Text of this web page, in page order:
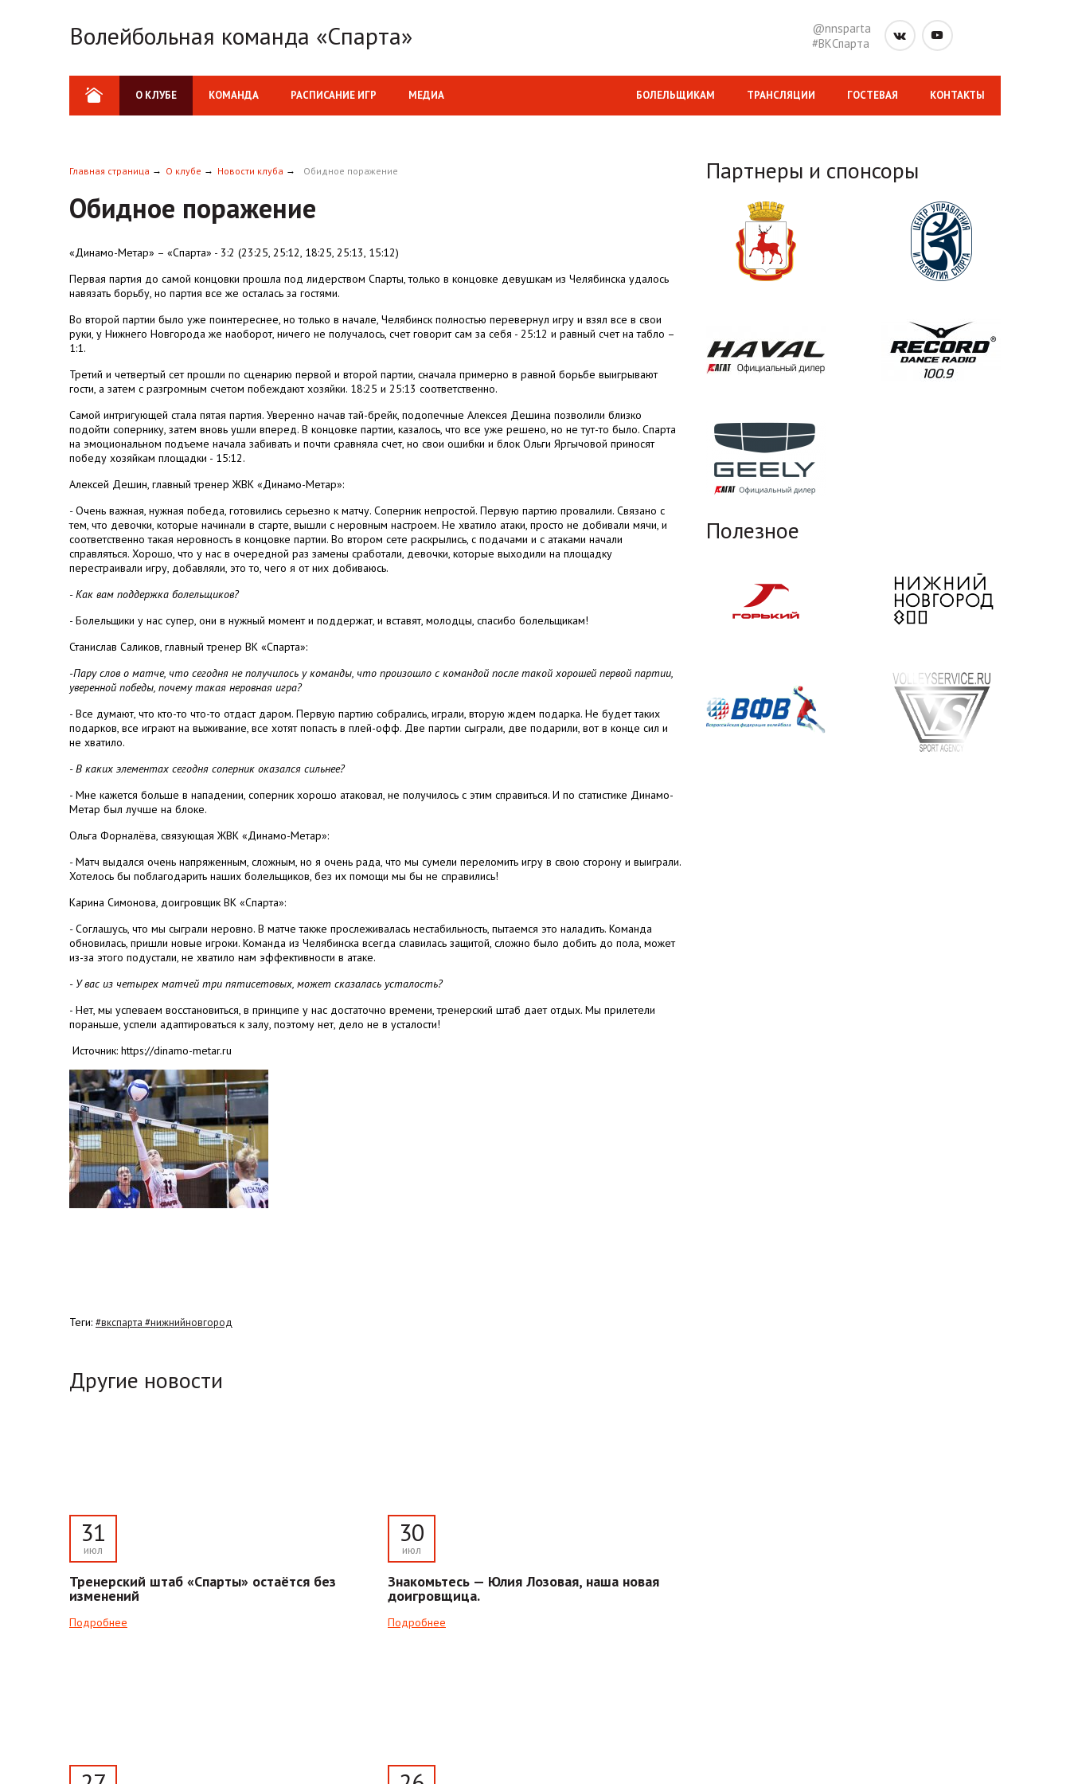
Волейбольная команда «Спарта»
@nnsparta
#ВКСпарта
О КЛУБЕ КОМАНДА РАСПИСАНИЕ ИГР МЕДИА КОНТАКТЫ
ГОСТЕВАЯ
ТРАНСЛЯЦИИ
БОЛЕЛЬЩИКАМ
Главная страница О клубе Новости клуба Обидное поражение
Обидное поражение
«Динамо-Метар» – «Спарта» - 3:2 (23:25, 25:12, 18:25, 25:13, 15:12)
Первая партия до самой концовки прошла под лидерством Спарты, только в концовке девушкам из Челябинска удалось
навязать борьбу, но партия все же осталась за гостями.
Во второй партии было уже поинтереснее, но только в начале, Челябинск полностью перевернул игру и взял все в свои
руки, у Нижнего Новгорода же наоборот, ничего не получалось, счет говорит сам за себя - 25:12 и равный счет на табло –
1:1.
Третий и четвертый сет прошли по сценарию первой и второй партии, сначала примерно в равной борьбе выигрывают
гости, а затем с разгромным счетом побеждают хозяйки. 18:25 и 25:13 соответственно.
Самой интригующей стала пятая партия. Уверенно начав тай-брейк, подопечные Алексея Дешина позволили близко
подойти сопернику, затем вновь ушли вперед. В концовке партии, казалось, что все уже решено, но не тут-то было. Спарта
на эмоциональном подъеме начала забивать и почти сравняла счет, но свои ошибки и блок Ольги Яргычовой приносят
победу хозяйкам площадки - 15:12.
Алексей Дешин, главный тренер ЖВК «Динамо-Метар»:
-Очень важная, нужная победа, готовились серьезно к матчу. Соперник непростой. Первую партию провалили. Связано с
тем, что девочки, которые начинали в старте, вышли с неровным настроем. Не хватило атаки, просто не добивали мячи, и
соответственно такая неровность в концовке партии. Во втором сете раскрылись, с подачами и с атаками начали
справляться. Хорошо, что у нас в очередной раз замены сработали, девочки, которые выходили на площадку
перестраивали игру, добавляли, это то, чего я от них добиваюсь.
- Как вам поддержка болельщиков?
- Болельщики у нас супер, они в нужный момент и поддержат, и вставят, молодцы, спасибо болельщикам!
Станислав Саликов, главный тренер ВК «Спарта»:
-Пару слов о матче, что сегодня не получилось у команды, что произошло с командой после такой хорошей первой партии,
уверенной победы, почему такая неровная игра?
- Все думают, что кто-то что-то отдаст даром. Первую партию собрались, играли, вторую ждем подарка. Не будет таких
подарков, все играют на выживание, все хотят попасть в плей-офф. Две партии сыграли, две подарили, вот в конце сил и
не хватило.
- В каких элементах сегодня соперник оказался сильнее?
- Мне кажется больше в нападении, соперник хорошо атаковал, не получилось с этим справиться. И по статистике Динамо-
Метар был лучше на блоке.
Ольга Форналёва, связующая ЖВК «Динамо-Метар»:
-Матч выдался очень напряженным, сложным, но я очень рада, что мы сумели переломить игру в свою сторону и выиграли.
Хотелось бы поблагодарить наших болельщиков, без их помощи мы бы не справились!
Карина Симонова, доигровщик ВК «Спарта»:
-Соглашусь, что мы сыграли неровно. В матче также прослеживалась нестабильность, пытаемся это наладить. Команда
обновилась, пришли новые игроки. Команда из Челябинска всегда славилась защитой, сложно было добить до пола, может
из-за этого подустали, не хватило нам эффективности в атаке.
- У вас из четырех матчей три пятисетовых, может сказалась усталость?
- Нет, мы успеваем восстановиться, в принципе у нас достаточно времени, тренерский штаб дает отдых. Мы прилетели
пораньше, успели адаптироваться к залу, поэтому нет, дело не в усталости!
Источник: https://dinamo-metar.ru
Теги: #вкспарта #нижнийновгород
Другие новости
31
июл
Тренерский штаб «Спарты» остаётся без
изменений
Подробнее
30
июл
Знакомьтесь — Юлия Лозовая, наша новая
доигровщица.
Подробнее
Партнеры и спонсоры
Полезное